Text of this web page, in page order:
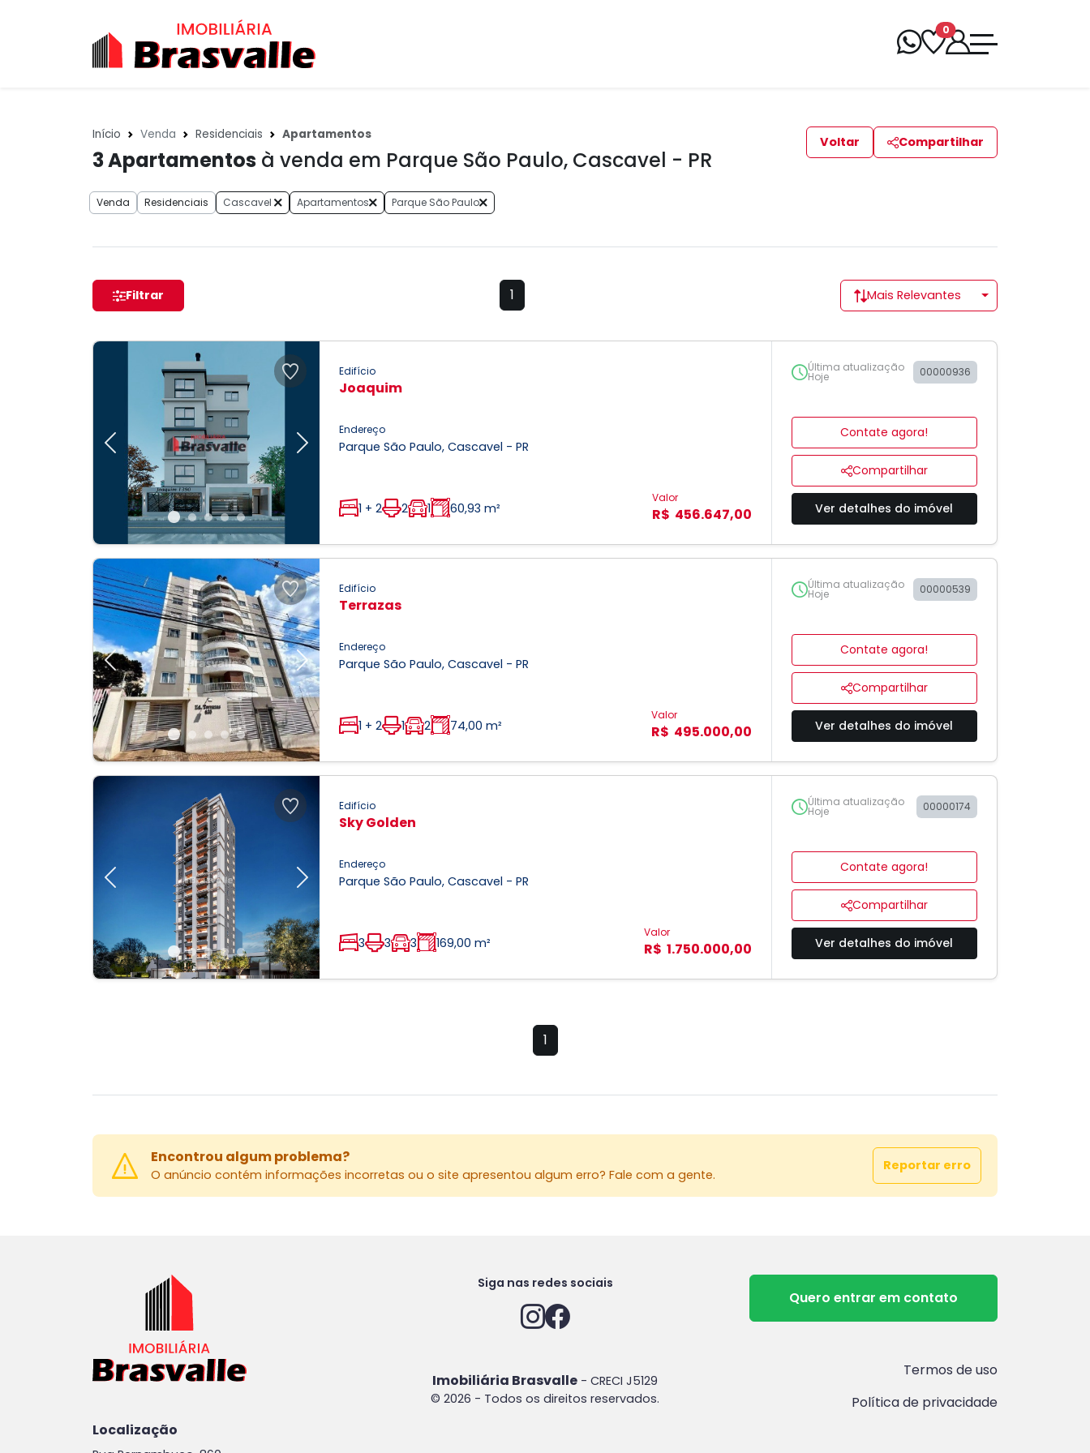
0
Início Venda Residenciais Apartamentos
3Apartamentos à venda em Parque São Paulo, Cascavel - PR
Voltar Compartilhar
Venda Residenciais Cascavel Apartamentos Parque São Paulo
Filtrar 1 Mais Relevantes
Previous Next
Edifício
Joaquim
Endereço
Parque São Paulo, Cascavel - PR
1 + 2 2 1 60,93 m²
Valor
R$ 456.647,00
Última atualização
Hoje 00000936
Contate agora!
Compartilhar
Ver detalhes do imóvel
Previous Next
Edifício
Terrazas
Endereço
Parque São Paulo, Cascavel - PR
1 + 2 1 2 74,00 m²
Valor
R$ 495.000,00
Última atualização
Hoje 00000539
Contate agora!
Compartilhar
Ver detalhes do imóvel
Previous Next
Edifício
Sky Golden
Endereço
Parque São Paulo, Cascavel - PR
3 3 3 169,00 m²
Valor
R$ 1.750.000,00
Última atualização
Hoje 00000174
Contate agora!
Compartilhar
Ver detalhes do imóvel
1
Encontrou algum problema?
O anúncio contém informações incorretas ou o site apresentou algum erro? Fale com a gente.
Reportar erro
Localização
Siga nas redes sociais
Imobiliária Brasvalle - CRECI J5129
© 2026 - Todos os direitos reservados.
Quero entrar em contato
Termos de uso
Política de privacidade